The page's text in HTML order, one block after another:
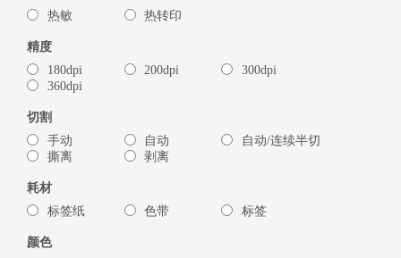
热敏
热转印
精度
180dpi
200dpi
300dpi
360dpi
切割
手动
自动
自动/连续半切
撕离
剥离
耗材
标签纸
色带 标签
颜色